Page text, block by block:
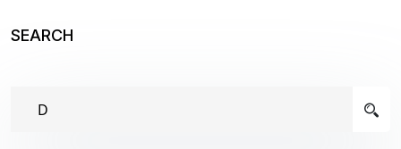
SEARCH